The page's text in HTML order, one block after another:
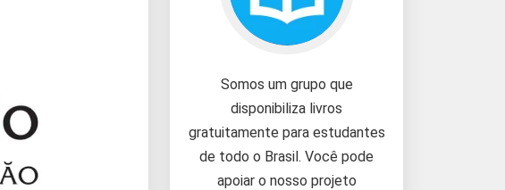
Somos um grupo que
disponibiliza livros
gratuitamente para estudantes
de todo o Brasil. Você pode
apoiar o nosso projeto